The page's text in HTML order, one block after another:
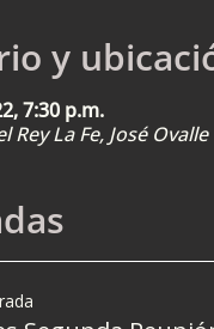
y
7:30 p.m.
Rey La Fe, José